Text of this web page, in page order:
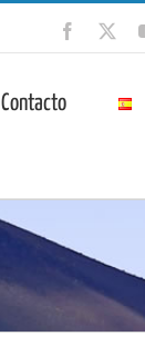
Facebook
Contacto